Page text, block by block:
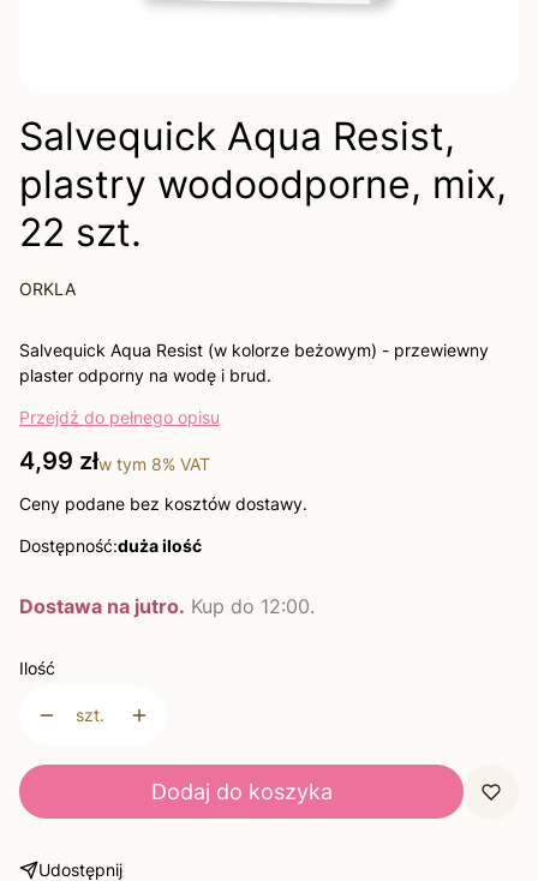
Salvequick Aqua Resist,
plastry wodoodporne, mix,
22 szt.
ORKLA
Salvequick Aqua Resist (w kolorze beżowym) - przewiewny
plaster odporny na wodę i brud.
Przejdź do pełnego opisu
Cena
4,99 złw tym 8% VAT
Ceny podane bez kosztów dostawy.
Dostępność:duża ilość
Dostawa na jutro. Kup do 12:00.
Ilość
szt.
Dodaj do koszyka
Udostępnij